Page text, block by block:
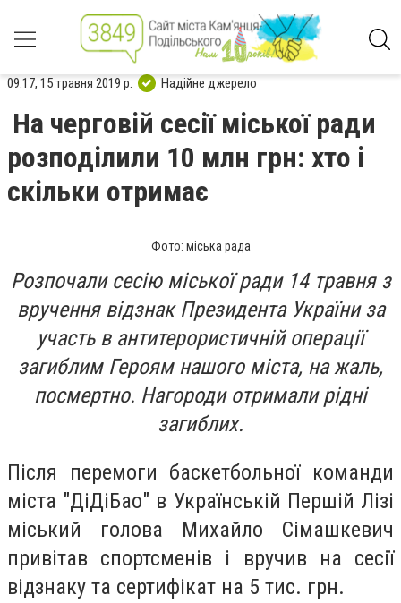
09:17, 15 травня 2019 р. Надійне джерело
На черговій сесії міської ради
розподілили 10 млн грн: хто і
скільки отримає
Фото: міська рада
Розпочали сесію міської ради 14 травня з
вручення відзнак Президента України за
участь в антитерористичній операції
загиблим Героям нашого міста, на жаль,
посмертно. Нагороди отримали рідні
загиблих.
Після перемоги баскетбольної команди
міста "ДіДіБао" в Українській Першій Лізі
міський голова Михайло Сімашкевич
привітав спортсменів і вручив на сесії
відзнаку та сертифікат на 5 тис. грн.